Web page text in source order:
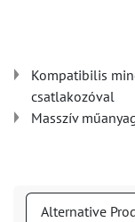
Kompatibilis
csatlakozóval
Masszív
Alternative